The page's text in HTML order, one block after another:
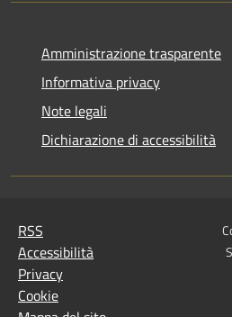
Amministrazione trasparente
Informativa privacy
Note legali
Dichiarazione di accessibilità
RSS
Accessibilità
Privacy
Cookie